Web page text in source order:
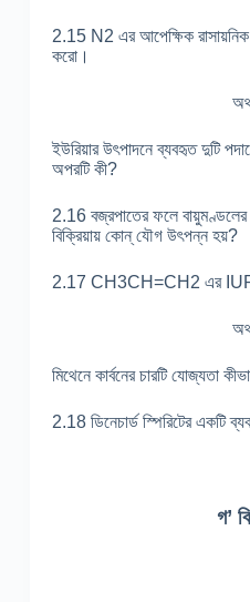
2.15 N2 এর আপেক্ষিক রাসায়নিক
করো।
ইউরিয়ার উৎপাদনে ব্যবহৃত দুটি
অপরটি কী?
2.16 বজ্রপাতের ফলে বায়ুমণ্ডলের
বিক্রিয়ায় কোন্ যৌগ উৎপন্ন হয়?
2.17 CH3CH=CH2 এর
মিথেনে কার্বনের চারটি যোজ্যতা
2.18 ডিনেচার্ড স্পিরিটের একটি
গ’